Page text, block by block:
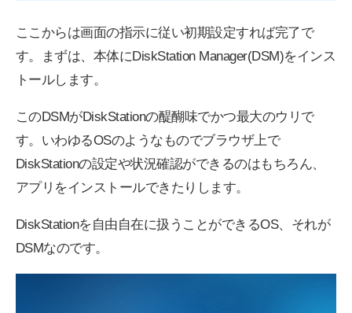
ここからは画面の指示に従い初期設定すれば完了で
す。まずは、本体にDiskStation Manager(DSM)をインス
トールします。
このDSMがDiskStationの醍醐味でかつ最大のウリで
す。いわゆるOSのようなものでブラウザ上で
DiskStationの設定や状況確認ができるのはもちろん、
アプリをインストールできたりします。
DiskStationを自由自在に扱うことができるOS、それが
DSMなのです。